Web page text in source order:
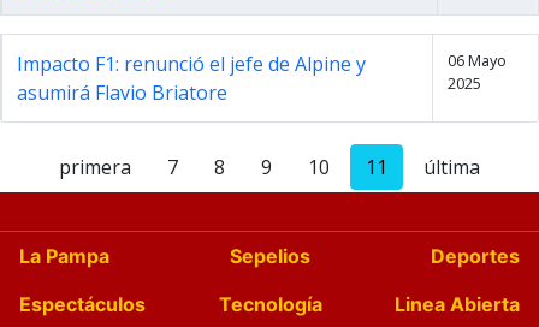
Impacto F1: renunció el jefe de Alpine y
asumirá Flavio Briatore
06 Mayo
2025
primera 7 8 9 10 11 última
La Pampa Sepelios
Deportes
Espectáculos
Tecnología
Linea Abierta